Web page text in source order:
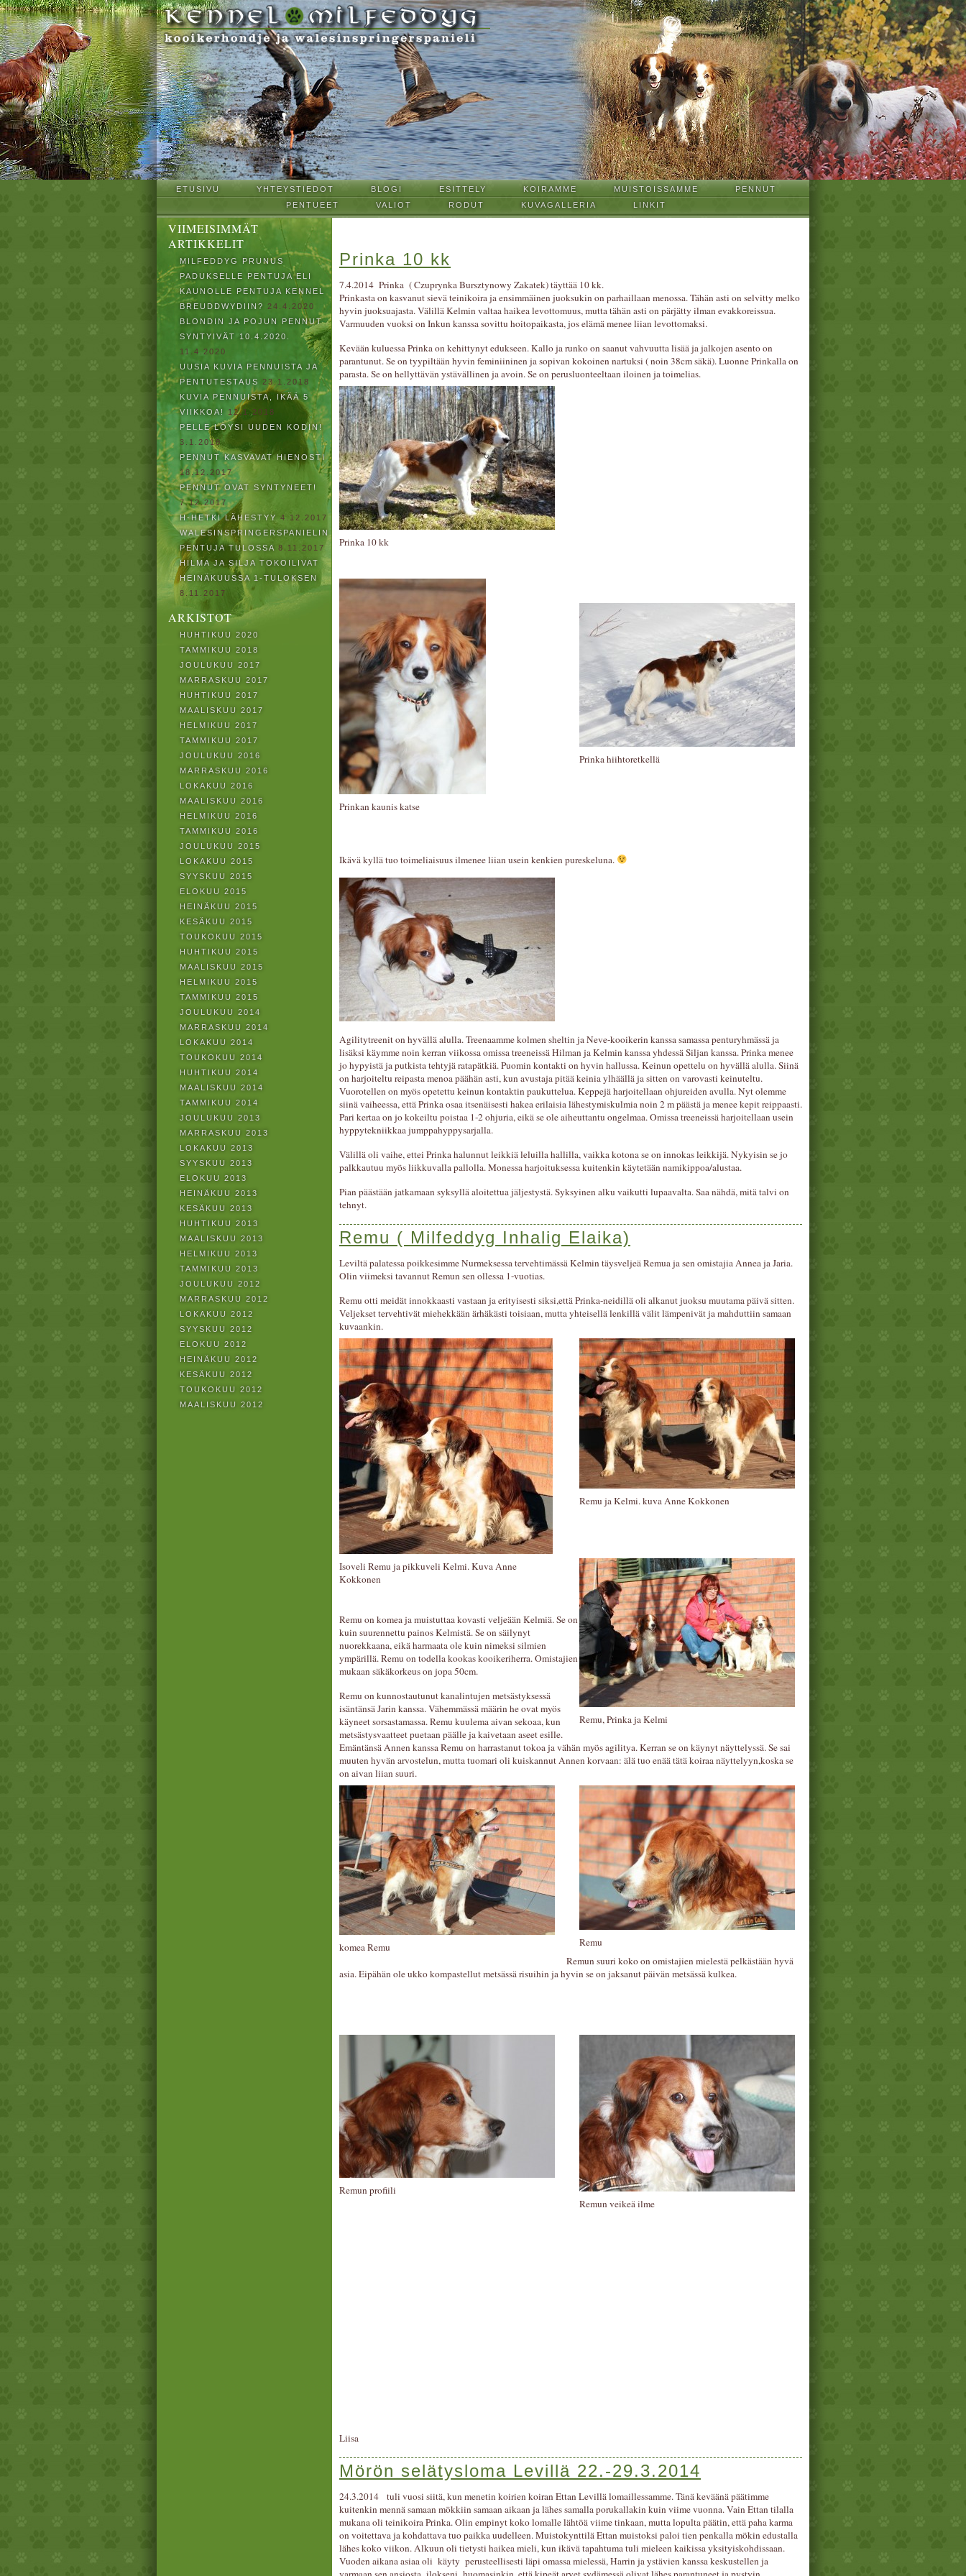
ETUSIVU YHTEYSTIEDOT BLOGI ESITTELY KOIRAMME MUISTOISSAMME
PENNUT
PENTUEET
VALIOT RODUT KUVAGALLERIA LINKIT
VIIMEISIMMÄT
ARTIKKELIT
MILFEDDYG PRUNUS
PADUKSELLE PENTUJA ELI
KAUNOLLE PENTUJA KENNEL
BREUDDWYDIIN?
24.4.2020
BLONDIN JA POJUN PENNUT
SYNTYIVÄT 10.4.2020.
11.4.2020
UUSIA KUVIA PENNUISTA JA
PENTUTESTAUS
23.1.2018
KUVIA PENNUISTA, IKÄÄ 5
VIIKKOA!
12.1.2018
PELLE LÖYSI UUDEN KODIN!
3.1.2018
PENNUT KASVAVAT HIENOSTI
18.12.2017
PENNUT OVAT SYNTYNEET!
7.12.2017
H-HETKI LÄHESTYY 4.12.2017
WALESINSPRINGERSPANIELIN
PENTUJA TULOSSA 8.11.2017
HILMA JA SILJA TOKOILIVAT
HEINÄKUUSSA 1-TULOKSEN
8.11.2017
ARKISTOT
HUHTIKUU 2020
TAMMIKUU 2018
JOULUKUU 2017
MARRASKUU 2017
HUHTIKUU 2017
MAALISKUU 2017
HELMIKUU 2017
TAMMIKUU 2017
JOULUKUU 2016
MARRASKUU 2016
LOKAKUU 2016
MAALISKUU 2016
HELMIKUU 2016
TAMMIKUU 2016
JOULUKUU 2015
LOKAKUU 2015
SYYSKUU 2015
ELOKUU 2015
HEINÄKUU 2015
KESÄKUU 2015
TOUKOKUU 2015
HUHTIKUU 2015
MAALISKUU 2015
HELMIKUU 2015
TAMMIKUU 2015
JOULUKUU 2014
MARRASKUU 2014
LOKAKUU 2014
TOUKOKUU 2014
HUHTIKUU 2014
MAALISKUU 2014
TAMMIKUU 2014
JOULUKUU 2013
MARRASKUU 2013
LOKAKUU 2013
SYYSKUU 2013
ELOKUU 2013
HEINÄKUU 2013
KESÄKUU 2013
HUHTIKUU 2013
MAALISKUU 2013
HELMIKUU 2013
TAMMIKUU 2013
JOULUKUU 2012
MARRASKUU 2012
LOKAKUU 2012
SYYSKUU 2012
ELOKUU 2012
HEINÄKUU 2012
KESÄKUU 2012
TOUKOKUU 2012
MAALISKUU 2012
Prinka 10 kk
7.4.2014 Prinka ( Czuprynka Bursztynowy Zakatek) täyttää 10 kk.
Prinkasta on kasvanut sievä teinikoira ja ensimmäinen juoksukin on parhaillaan menossa. Tähän asti on selvitty melko
hyvin juoksuajasta. Välillä Kelmin valtaa haikea levottomuus, mutta tähän asti on pärjätty ilman evakkoreissua.
Varmuuden vuoksi on Inkun kanssa sovittu hoitopaikasta, jos elämä menee liian levottomaksi.
Kevään kuluessa Prinka on kehittynyt edukseen. Kallo ja runko on saanut vahvuutta lisää ja jalkojen asento on
parantunut. Se on tyypiltään hyvin feminiininen ja sopivan kokoinen nartuksi ( noin 38cm säkä). Luonne Prinkalla on
parasta. Se on hellyttävän ystävällinen ja avoin. Se on perusluonteeltaan iloinen ja toimelias.
Prinka 10 kk
Prinkan kaunis katse
Prinka hiihtoretkellä
Ikävä kyllä tuo toimeliaisuus ilmenee liian usein kenkien pureskeluna.
Agilitytreenit on hyvällä alulla. Treenaamme kolmen sheltin ja Neve-kooikerin kanssa samassa penturyhmässä ja
lisäksi käymme noin kerran viikossa omissa treeneissä Hilman ja Kelmin kanssa yhdessä Siljan kanssa. Prinka menee
jo hypyistä ja putkista tehtyjä ratapätkiä. Puomin kontakti on hyvin hallussa. Keinun opettelu on hyvällä alulla. Siinä
on harjoiteltu reipasta menoa päähän asti, kun avustaja pitää keinia ylhäällä ja sitten on varovasti keinuteltu.
Vuorotellen on myös opetettu keinun kontaktin paukuttelua. Keppejä harjoitellaan ohjureiden avulla. Nyt olemme
siinä vaiheessa, että Prinka osaa itsenäisesti hakea erilaisia lähestymiskulmia noin 2 m päästä ja menee kepit reippaasti.
Pari kertaa on jo kokeiltu poistaa 1-2 ohjuria, eikä se ole aiheuttantu ongelmaa. Omissa treeneissä harjoitellaan usein
hyppytekniikkaa jumppahyppysarjalla.
Välillä oli vaihe, ettei Prinka halunnut leikkiä leluilla hallilla, vaikka kotona se on innokas leikkijä. Nykyisin se jo
palkkautuu myös liikkuvalla pallolla. Monessa harjoituksessa kuitenkin käytetään namikippoa/alustaa.
Pian päästään jatkamaan syksyllä aloitettua jäljestystä. Syksyinen alku vaikutti lupaavalta. Saa nähdä, mitä talvi on
tehnyt.
Remu ( Milfeddyg Inhalig Elaika)
Leviltä palatessa poikkesimme Nurmeksessa tervehtimässä Kelmin täysveljeä Remua ja sen omistajia Annea ja Jaria.
Olin viimeksi tavannut Remun sen ollessa 1-vuotias.
Remu otti meidät innokkaasti vastaan ja erityisesti siksi,että Prinka-neidillä oli alkanut juoksu muutama päivä sitten.
Veljekset tervehtivät miehekkään ärhäkästi toisiaan, mutta yhteisellä lenkillä välit lämpenivät ja mahduttiin samaan
kuvaankin.
Isoveli Remu ja pikkuveli Kelmi. Kuva Anne
Kokkonen
Remu ja Kelmi. kuva Anne Kokkonen
Remu, Prinka ja Kelmi
Remu on komea ja muistuttaa kovasti veljeään Kelmiä. Se on
kuin suurennettu painos Kelmistä. Se on säilynyt
nuorekkaana, eikä harmaata ole kuin nimeksi silmien
ympärillä. Remu on todella kookas kooikeriherra. Omistajien
mukaan säkäkorkeus on jopa 50cm.
Remu on kunnostautunut kanalintujen metsästyksessä
isäntänsä Jarin kanssa. Vähemmässä määrin he ovat myös
käyneet sorsastamassa. Remu kuulema aivan sekoaa, kun
metsästysvaatteet puetaan päälle ja kaivetaan aseet esille.
Emäntänsä Annen kanssa Remu on harrastanut tokoa ja vähän myös agilitya. Kerran se on käynyt näyttelyssä. Se sai
muuten hyvän arvostelun, mutta tuomari oli kuiskannut Annen korvaan: älä tuo enää tätä koiraa näyttelyyn,koska se
on aivan liian suuri.
komea Remu
Remu
Remun suuri koko on omistajien mielestä pelkästään hyvä
asia. Eipähän ole ukko kompastellut metsässä risuihin ja hyvin se on jaksanut päivän metsässä kulkea.
Remun profiili
Remun veikeä ilme
Liisa
Mörön selätysloma Levillä 22.-29.3.2014
24.3.2014 tuli vuosi siitä, kun menetin koirien koiran Ettan Levillä lomaillessamme. Tänä keväänä päätimme
kuitenkin mennä samaan mökkiin samaan aikaan ja lähes samalla porukallakin kuin viime vuonna. Vain Ettan tilalla
mukana oli teinikoira Prinka. Olin empinyt koko lomalle lähtöä viime tinkaan, mutta lopulta päätin, että paha karma
on voitettava ja kohdattava tuo paikka uudelleen. Muistokynttilä Ettan muistoksi paloi tien penkalla mökin edustalla
lähes koko viikon. Alkuun oli tietysti haikea mieli, kun ikävä tapahtuma tuli mieleen kaikissa yksityiskohdissaan.
Vuoden aikana asiaa oli käyty perusteellisesti läpi omassa mielessä, Harrin ja ystävien kanssa keskustellen ja